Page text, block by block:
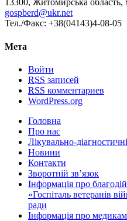
13300, Житомирська область,
gospberd@ukr.net
Тел./Факс: +38(04143)4-08-05
Мета
Войти
RSS записей
RSS комментариев
WordPress.org
Головна
Про нас
Лікувально-
Новини
Контакти
Зворотній зв’язок
Інформація про
«Госпіталь ветеранів
ради
Інформація про